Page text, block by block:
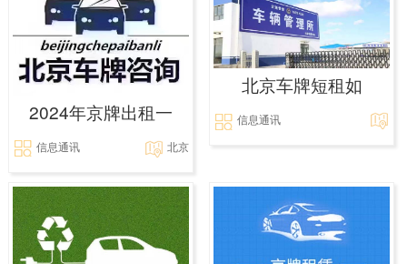
2024年京牌出租一
信息通讯 北京
北京车牌短租如
信息通讯